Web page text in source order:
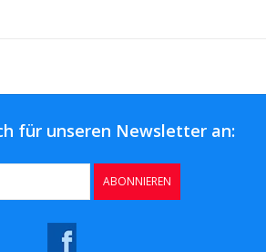
für unseren Newsletter an:
ABONNIEREN